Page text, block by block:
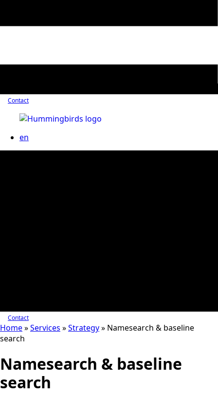
Contact
en
Contact
Home»Services »Strategy» Namesearch & baseline
search
Namesearch & baseline
search